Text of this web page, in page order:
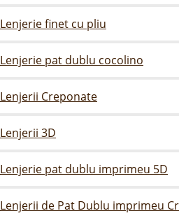
Lenjerie finet cu pliu
Lenjerie pat dublu cocolino
Lenjerii Creponate
Lenjerii 3D
Lenjerie pat dublu imprimeu 5D
Lenjerii de Pat Dublu imprimeu